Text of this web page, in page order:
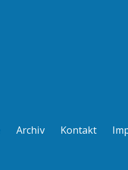
Archiv Kontakt